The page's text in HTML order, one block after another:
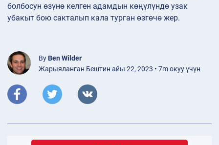
болбосун өзүнө келген адамдын көңүлүндө узак
убакыт бою сакталып кала турган өзгөчө жер.
By Ben Wilder
Жарыяланган Бештин айы 22, 2023 • 7m окуу үчүн